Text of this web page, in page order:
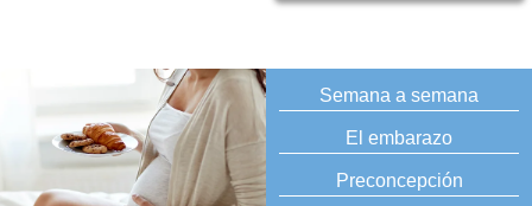
Semana a semana
El embarazo
Preconcepción